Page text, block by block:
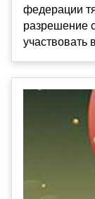
федерации
разрешение
участвовать